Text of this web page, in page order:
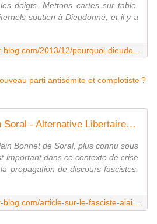
doigts. Mettons cartes sur table.
soutien à Dieudonné, et il y a
Sur le fasciste Alain Soral - Alternative Libertaire Montpellier
Bonnet de Soral, plus connu sous
important dans ce contexte de crise
propagation de discours fascistes.